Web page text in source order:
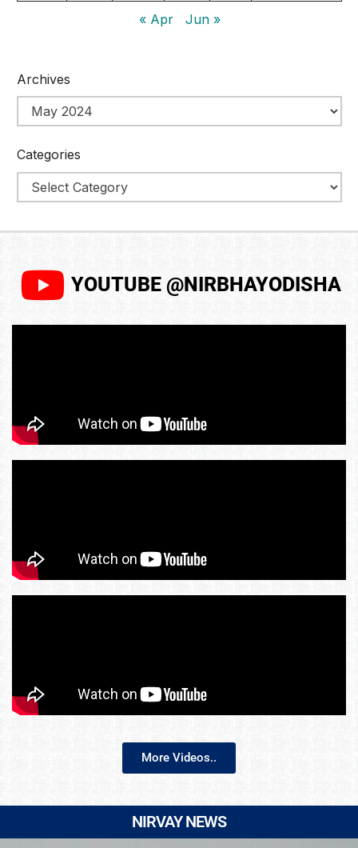
« Apr Jun »
Archives
Categories
YOUTUBE @NIRBHAYODISHA
More Videos..
NIRVAY NEWS